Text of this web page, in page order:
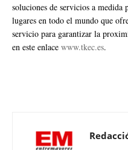
soluciones de servicios a
lugares en todo el mundo que
servicio para garantizar la
en este enlace www.tkec.es.